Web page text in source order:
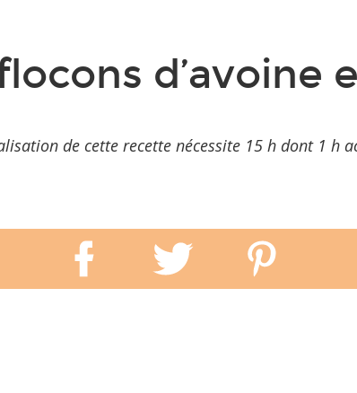
d’avoine
de cette recette nécessite 15 h dont 1 h